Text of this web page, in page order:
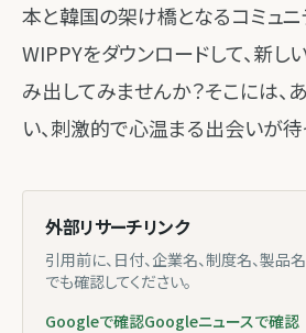
本と韓国の架け橋となるコミュニ
WIPPYをダウンロードして、新
み出してみませんか？そこには、
い、刺激的で心温まる出会いが待
外部リサーチリンク
引用前に、日付、企業名、制度名、製品
でも確認してください。
Googleで確認Googleニュースで確認